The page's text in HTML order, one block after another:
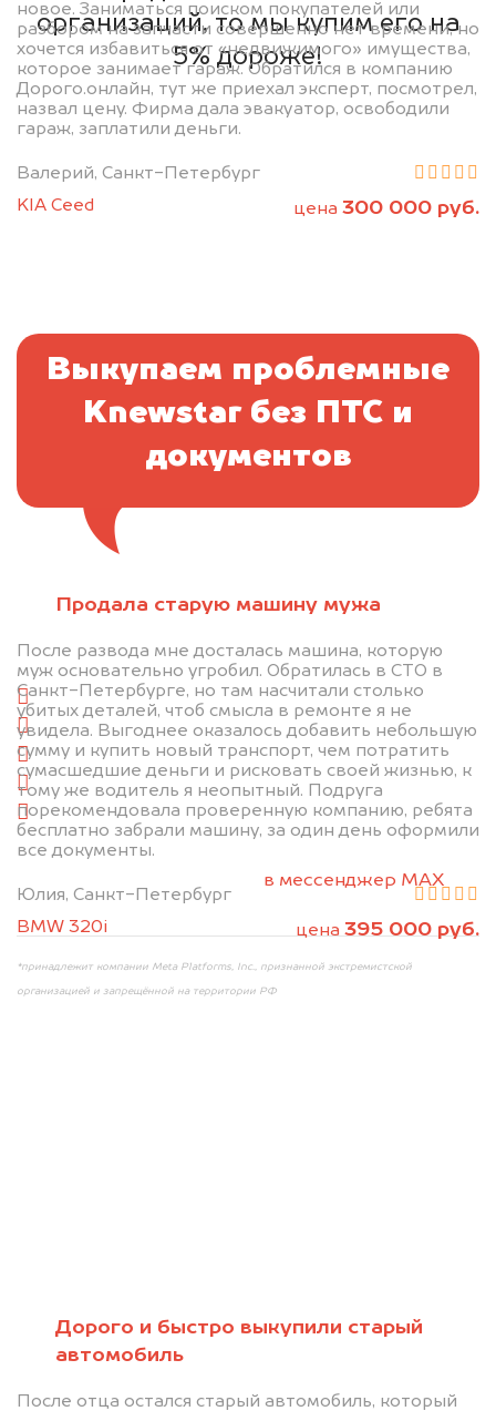
новое. Заниматься поиском покупателей или
разбором на запчасти совершенно нет времени, но
хочется избавиться от «недвижимого» имущества,
которое занимает гараж. Обратился в компанию
Дорого.онлайн, тут же приехал эксперт, посмотрел,
назвал цену. Фирма дала эвакуатор, освободили
гараж, заплатили деньги.
Валерий, Санкт-Петербург
KIA Ceed
цена 300 000 руб.
Продала старую машину мужа
После развода мне досталась машина, которую
муж основательно угробил. Обратилась в СТО в
Санкт-Петербурге, но там насчитали столько
убитых деталей, чтоб смысла в ремонте я не
увидела. Выгоднее оказалось добавить небольшую
сумму и купить новый транспорт, чем потратить
сумасшедшие деньги и рисковать своей жизнью, к
тому же водитель я неопытный. Подруга
порекомендовала проверенную компанию, ребята
бесплатно забрали машину, за один день оформили
все документы.
Юлия, Санкт-Петербург
BMW 320i
цена 395 000 руб.
Дорого и быстро выкупили старый
автомобиль
После отца остался старый автомобиль, который
организаций, то мы купим его на
5% дороже!
Выкупаем проблемные
Knewstar без ПТС и
документов
минуту эксперт-оценщик назовёт сумму.
1. Сфотографируйте машину:
спереди
сзади
слева
справа
салон
2. Отправьте фотографии на номер +7 (958)
в мессенджер MAX
или на электронную почту info@dorogo.online
*принадлежит компании Meta Platforms, Inc., признанной экстремистской
организацией и запрещённой на территории РФ
Узнайте стоимость проблемного
автомобиля на разбор.
Мы купим ваше авто на 20.000 руб.